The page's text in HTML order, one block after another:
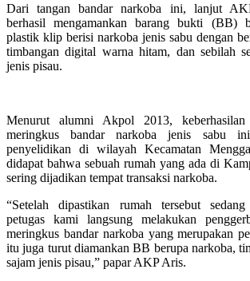
Dari tangan bandar narkoba ini, lanjut
berhasil mengamankan barang bukti (BB)
plastik klip berisi narkoba jenis sabu dengan
timbangan digital warna hitam, dan sebilah
jenis pisau.
Menurut alumni Akpol 2013, keberhasilan
meringkus bandar narkoba jenis sabu
penyelidikan di wilayah Kecamatan
didapat bahwa sebuah rumah yang ada di
sering dijadikan tempat transaksi narkoba.
“Setelah dipastikan rumah tersebut
petugas kami langsung melakukan
meringkus bandar narkoba yang merupakan
itu juga turut diamankan BB berupa narkoba,
sajam jenis pisau,” papar AKP Aris.